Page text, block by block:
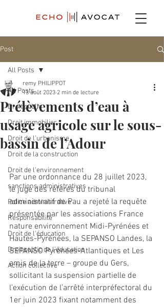
Post
All Posts
Droit public
Droit immobilier
Droit de l'urbanisme
Droit de la construction
Droit de l'environnement
sanctions administratives
Police administrative
Responsabilité
Droit de l'éducation
Droit public de l'éducation
Action collective
All Posts
Prélèvements d’eau à
usage agricole sur le sous-
bassin de l’Adour
remy PHILIPPOT
13 août 2023 2 min de lecture
Par une ordonnance du 28 juillet 2023,
le juge des référés du tribunal
administratif de Pau a rejeté la requête
présentée par les associations France
nature environnement Midi-Pyrénées et
Hautes-Pyrénées, la SEPANSO Landes, la
SEPANSO Pyrénées-Atlantiques et Les
amis de la terre – groupe du Gers,
sollicitant la suspension partielle de
l’exécution de l’arrêté interpréfectoral du
1er juin 2023 fixant notamment des